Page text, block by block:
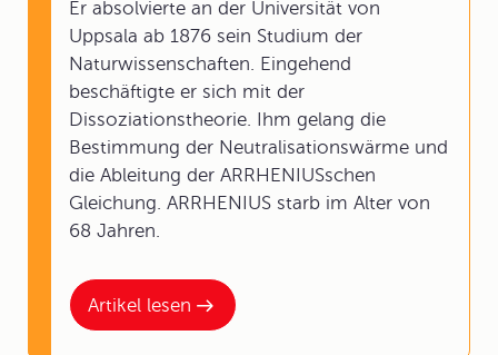
Artikel lesen
Er absolvierte an der Universität von
Uppsala ab 1876 sein Studium der
Naturwissenschaften. Eingehend
beschäftigte er sich mit der
Dissoziationstheorie. Ihm gelang die
Bestimmung der Neutralisationswärme und
die Ableitung der ARRHENIUSschen
Gleichung. ARRHENIUS starb im Alter von
68 Jahren.